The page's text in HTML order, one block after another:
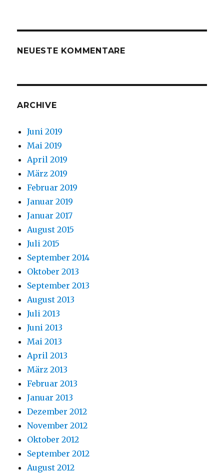
NEUESTE KOMMENTARE
ARCHIVE
Juni 2019
Mai 2019
April 2019
März 2019
Februar 2019
Januar 2019
Januar 2017
August 2015
Juli 2015
September 2014
Oktober 2013
September 2013
August 2013
Juli 2013
Juni 2013
Mai 2013
April 2013
März 2013
Februar 2013
Januar 2013
Dezember 2012
November 2012
Oktober 2012
September 2012
August 2012